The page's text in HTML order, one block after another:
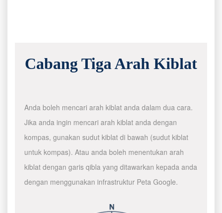
Cabang Tiga Arah Kiblat
Anda boleh mencari arah kiblat anda dalam dua cara.
Jika anda ingin mencari arah kiblat anda dengan
kompas, gunakan sudut kiblat di bawah (sudut kiblat
untuk kompas). Atau anda boleh menentukan arah
kiblat dengan garis qibla yang ditawarkan kepada anda
dengan menggunakan infrastruktur Peta Google.